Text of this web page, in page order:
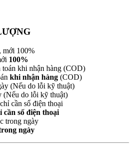
100%
khi nhận hàng (COD)
(Nếu do lỗi kỹ thuật)
cần số điện thoại
ngày